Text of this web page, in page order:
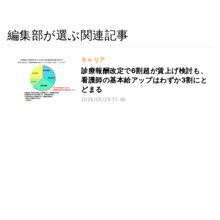
編集部が選ぶ関連記事
キャリア
診療報酬改定で6割超が賃上げ検討も、
看護師の基本給アップはわずか3割にと
どまる
2026/05/29 11:36